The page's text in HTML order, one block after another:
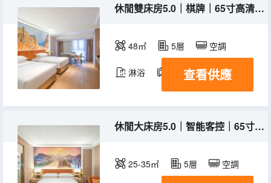
休閒雙床房5.0｜棋牌｜65寸高清電視｜零壓床墊
48㎡ 5層 空調
淋浴 電視機
查看供應
休閒大床房5.0｜智能客控｜65寸高清電視｜零壓床墊
25-35㎡ 5層 空調